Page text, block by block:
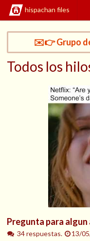
hispachan files
✉️👉 Grupo
Todos los
Pregunta para
34 respuestas.
13/